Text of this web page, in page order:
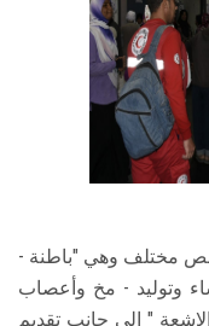
الطبي عيادات في 13 تخصص مختلف وهي "باطنة -
وتوليد - مخ وأعصاب
" إلى جانب تقديم